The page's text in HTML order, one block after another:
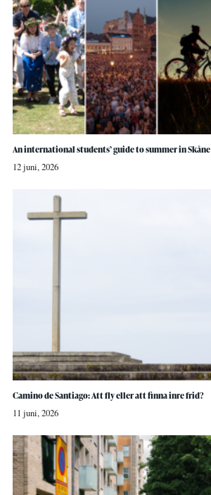
An international students’ guide to summer in Skåne
12 juni, 2026
Camino de Santiago: Att fly eller att finna inre frid?
11 juni, 2026